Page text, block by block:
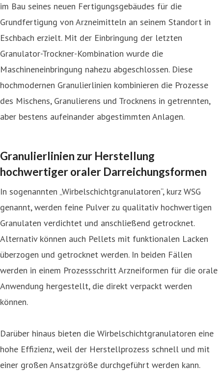
im Bau seines neuen Fertigungsgebäudes für die
Grundfertigung von Arzneimitteln an seinem Standort in
Eschbach erzielt. Mit der Einbringung der letzten
Granulator-Trockner-Kombination wurde die
Maschineneinbringung nahezu abgeschlossen. Diese
hochmodernen Granulierlinien kombinieren die Prozesse
des Mischens, Granulierens und Trocknens in getrennten,
aber bestens aufeinander abgestimmten Anlagen.
Granulierlinien zur Herstellung
hochwertiger oraler Darreichungsformen
In sogenannten „Wirbelschichtgranulatoren“, kurz WSG
genannt, werden feine Pulver zu qualitativ hochwertigen
Granulaten verdichtet und anschließend getrocknet.
Alternativ können auch Pellets mit funktionalen Lacken
überzogen und getrocknet werden. In beiden Fällen
werden in einem Prozessschritt Arzneiformen für die orale
Anwendung hergestellt, die direkt verpackt werden
können.
Darüber hinaus bieten die Wirbelschichtgranulatoren eine
hohe Effizienz, weil der Herstellprozess schnell und mit
einer großen Ansatzgröße durchgeführt werden kann.